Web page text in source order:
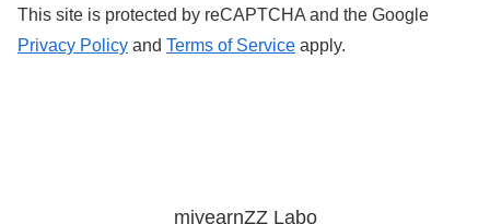
This site is protected by reCAPTCHA and the Google
Privacy Policy and Terms of Service apply.
miyearnZZ Labo